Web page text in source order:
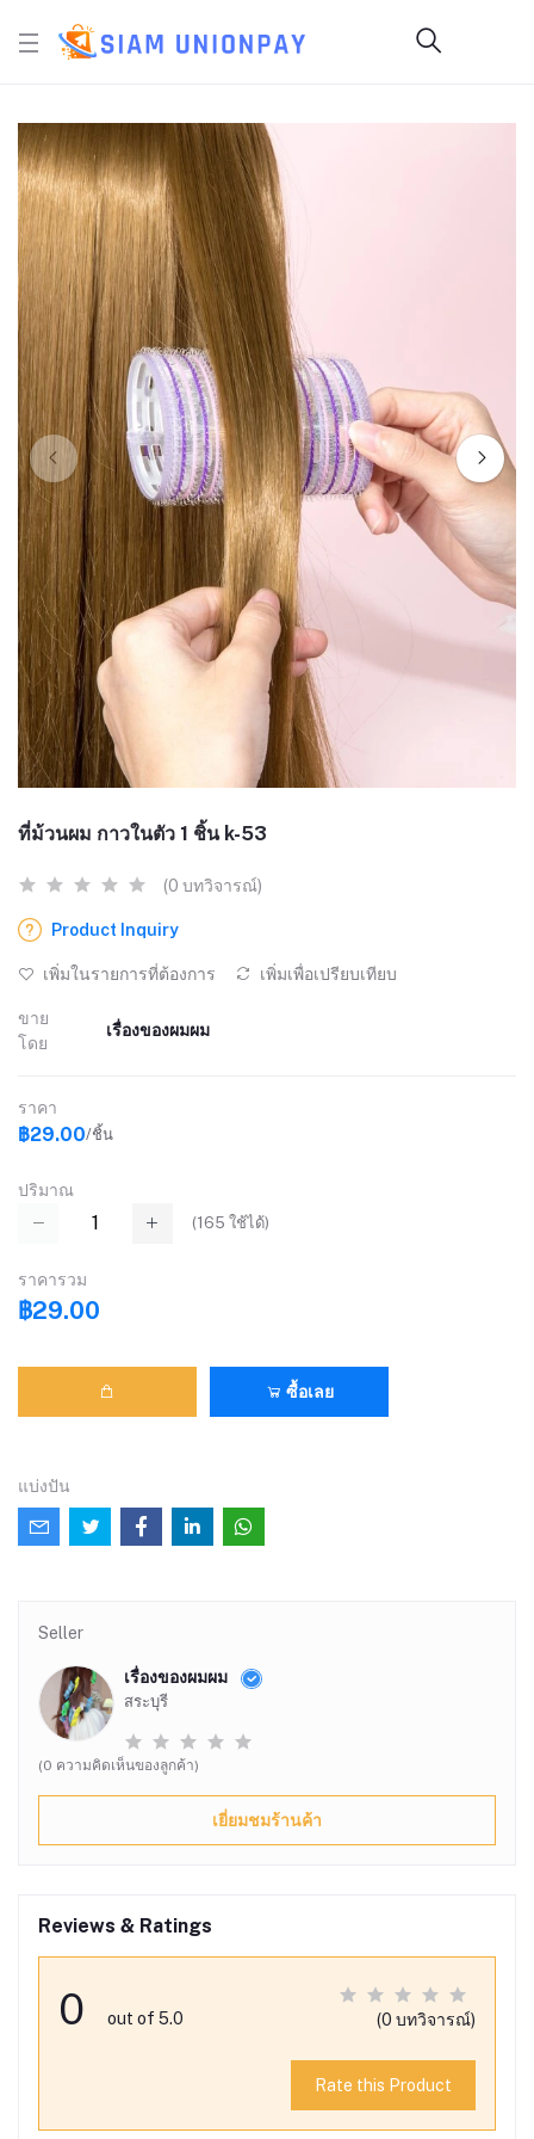
ที่ม้วนผม กาวในตัว 1 ชิ้น k-53
(0 บทวิจารณ์)
Product Inquiry
เพิ่มในรายการที่ต้องการ เพิ่มเพื่อเปรียบเทียบ
ขาย
โดย
เรื่องของผมผม
ราคา
฿29.00/ชิ้น
ปริมาณ
(165 ใช้ได้)
ราคารวม
฿29.00
ซื้อเลย
แบ่งปัน
Seller
เรื่องของผมผม
สระบุรี
(0 ความคิดเห็นของลูกค้า)
เยี่ยมชมร้านค้า
Reviews & Ratings
0 out of 5.0 (0 บทวิจารณ์)
Rate this Product